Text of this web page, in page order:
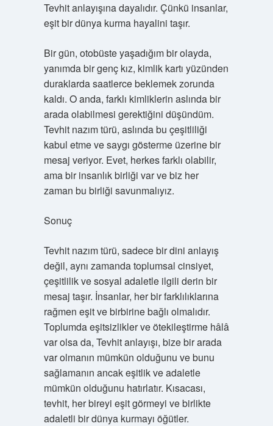
Tevhit anlayışına dayalıdır. Çünkü insanlar,
eşit bir dünya kurma hayalini taşır.
Bir gün, otobüste yaşadığım bir olayda,
yanımda bir genç kız, kimlik kartı yüzünden
duraklarda saatlerce beklemek zorunda
kaldı. O anda, farklı kimliklerin aslında bir
arada olabilmesi gerektiğini düşündüm.
Tevhit nazım türü, aslında bu çeşitliliği
kabul etme ve saygı gösterme üzerine bir
mesaj veriyor. Evet, herkes farklı olabilir,
ama bir insanlık birliği var ve biz her
zaman bu birliği savunmalıyız.
Sonuç
Tevhit nazım türü, sadece bir dini anlayış
değil, aynı zamanda toplumsal cinsiyet,
çeşitlilik ve sosyal adaletle ilgili derin bir
mesaj taşır. İnsanlar, her bir farklılıklarına
rağmen eşit ve birbirine bağlı olmalıdır.
Toplumda eşitsizlikler ve ötekileştirme hâlâ
var olsa da, Tevhit anlayışı, bize bir arada
var olmanın mümkün olduğunu ve bunu
sağlamanın ancak eşitlik ve adaletle
mümkün olduğunu hatırlatır. Kısacası,
tevhit, her bireyi eşit görmeyi ve birlikte
adaletli bir dünya kurmayı öğütler.